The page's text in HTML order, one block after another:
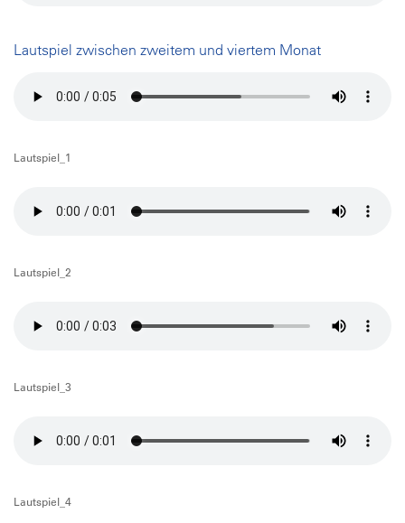
Lautspiel zwischen zweitem und viertem Monat
Lautspiel_1
Lautspiel_2
Lautspiel_3
Lautspiel_4